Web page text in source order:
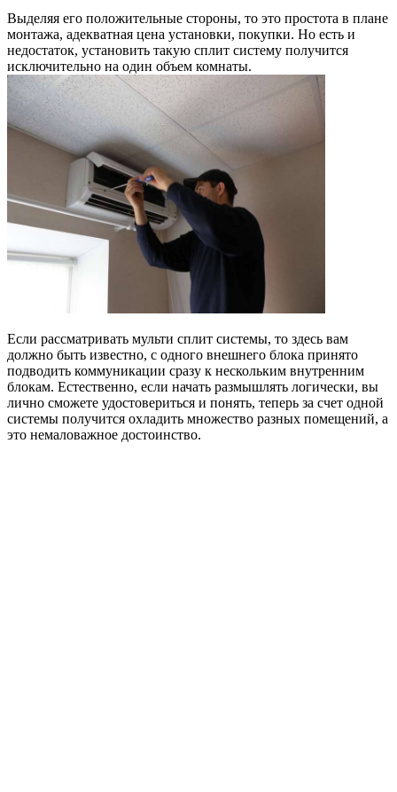
Выделяя его положительные стороны, то это простота в плане
монтажа, адекватная цена установки, покупки. Но есть и
недостаток, установить такую сплит систему получится
исключительно на один объем комнаты.
Если рассматривать мульти сплит системы, то здесь вам
должно быть известно, с одного внешнего блока принято
подводить коммуникации сразу к нескольким внутренним
блокам. Естественно, если начать размышлять логически, вы
лично сможете удостовериться и понять, теперь за счет одной
системы получится охладить множество разных помещений, а
это немаловажное достоинство.